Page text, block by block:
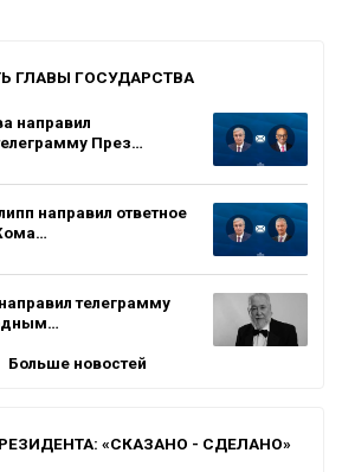
ГЛАВЫ ГОСУДАРСТВА
направил
През…
направил ответное
телеграмму
Больше новостей
«СКАЗАНО - СДЕЛАНО»